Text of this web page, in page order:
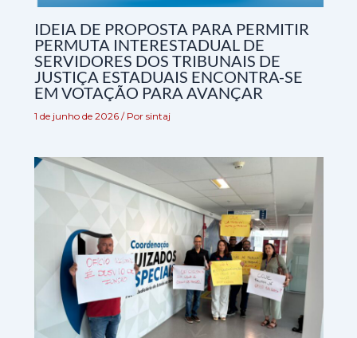
IDEIA DE PROPOSTA PARA PERMITIR
PERMUTA INTERESTADUAL DE
SERVIDORES DOS TRIBUNAIS DE
JUSTIÇA ESTADUAIS ENCONTRA-SE
EM VOTAÇÃO PARA AVANÇAR
1 de junho de 2026 / Por sintaj